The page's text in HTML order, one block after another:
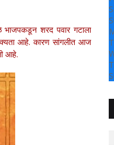
भाजपकडून शरद पवार गटाला
आहे. कारण सांगलीत आज
आहे.